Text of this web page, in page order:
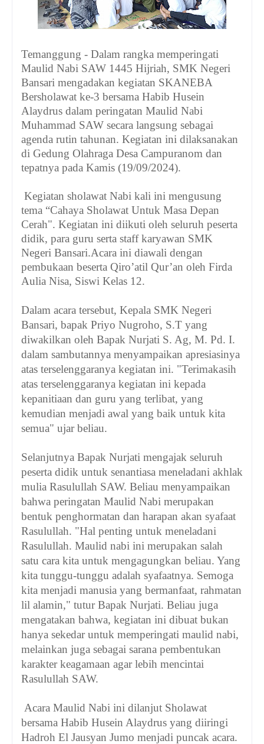
Temanggung - Dalam rangka memperingati
Maulid Nabi SAW 1445 Hijriah, SMK Negeri
Bansari mengadakan kegiatan SKANEBA
Bersholawat ke-3 bersama Habib Husein
Alaydrus dalam peringatan Maulid Nabi
Muhammad SAW secara langsung sebagai
agenda rutin tahunan. Kegiatan ini dilaksanakan
di Gedung Olahraga Desa Campuranom dan
tepatnya pada Kamis (19/09/2024).
Kegiatan sholawat Nabi kali ini mengusung
tema “Cahaya Sholawat Untuk Masa Depan
Cerah". Kegiatan ini diikuti oleh seluruh peserta
didik, para guru serta staff karyawan SMK
Negeri Bansari.Acara ini diawali dengan
pembukaan beserta Qiro’atil Qur’an oleh Firda
Aulia Nisa, Siswi Kelas 12.
Dalam acara tersebut, Kepala SMK Negeri
Bansari, bapak Priyo Nugroho, S.T yang
diwakilkan oleh Bapak Nurjati S. Ag, M. Pd. I.
dalam sambutannya menyampaikan apresiasinya
atas terselenggaranya kegiatan ini. "Terimakasih
atas terselenggaranya kegiatan ini kepada
kepanitiaan dan guru yang terlibat, yang
kemudian menjadi awal yang baik untuk kita
semua" ujar beliau.
Selanjutnya Bapak Nurjati mengajak seluruh
peserta didik untuk senantiasa meneladani akhlak
mulia Rasulullah SAW. Beliau menyampaikan
bahwa peringatan Maulid Nabi merupakan
bentuk penghormatan dan harapan akan syafaat
Rasulullah. "Hal penting untuk meneladani
Rasulullah. Maulid nabi ini merupakan salah
satu cara kita untuk mengagungkan beliau. Yang
kita tunggu-tunggu adalah syafaatnya. Semoga
kita menjadi manusia yang bermanfaat, rahmatan
lil alamin," tutur Bapak Nurjati. Beliau juga
mengatakan bahwa, kegiatan ini dibuat bukan
hanya sekedar untuk memperingati maulid nabi,
melainkan juga sebagai sarana pembentukan
karakter keagamaan agar lebih mencintai
Rasulullah SAW.
Acara Maulid Nabi ini dilanjut Sholawat
bersama Habib Husein Alaydrus yang diiringi
Hadroh El Jausyan Jumo menjadi puncak acara.